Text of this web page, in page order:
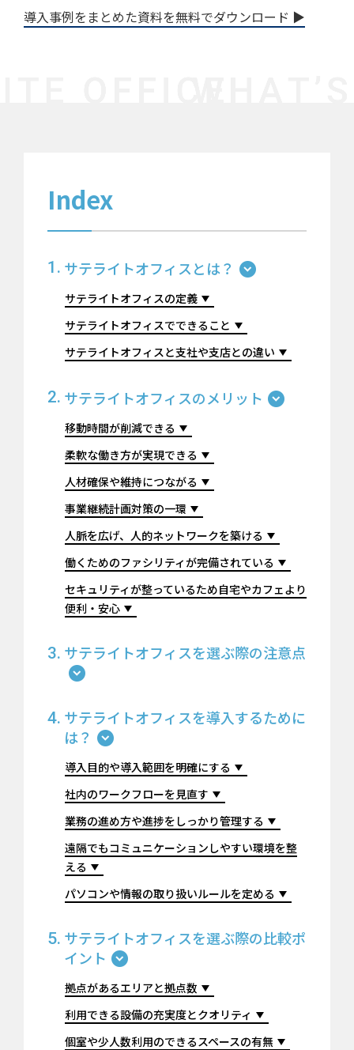
導入事例をまとめた資料を無料でダウンロード ▶︎
Index
サテライトオフィスとは？
サテライトオフィスの定義
サテライトオフィスでできること
サテライトオフィスと支社や支店との違い
サテライトオフィスのメリット
移動時間が削減できる
柔軟な働き方が実現できる
人材確保や維持につながる
事業継続計画対策の一環
人脈を広げ、人的ネットワークを築ける
働くためのファシリティが完備されている
セキュリティが整っているため自宅やカフェより
便利・安心
サテライトオフィスを選ぶ際の注意点
サテライトオフィスを導入するために
は？
導入目的や導入範囲を明確にする
社内のワークフローを見直す
業務の進め方や進捗をしっかり管理する
遠隔でもコミュニケーションしやすい環境を整
える
パソコンや情報の取り扱いルールを定める
サテライトオフィスを選ぶ際の比較ポ
イント
拠点があるエリアと拠点数
利用できる設備の充実度とクオリティ
個室や少人数利用のできるスペースの有無